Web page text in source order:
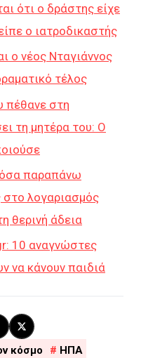
ότι ο δράστης είχε
ο ιατροδικαστής
ο νέος Νταγιάννος
τέλος
πέθανε στη
τη μητέρα του: Ο
παραπάνω
στο λογαριασμός
θερινή άδεια
10 αναγνώστες
να κάνουν παιδιά
κόσμο ΗΠΑ